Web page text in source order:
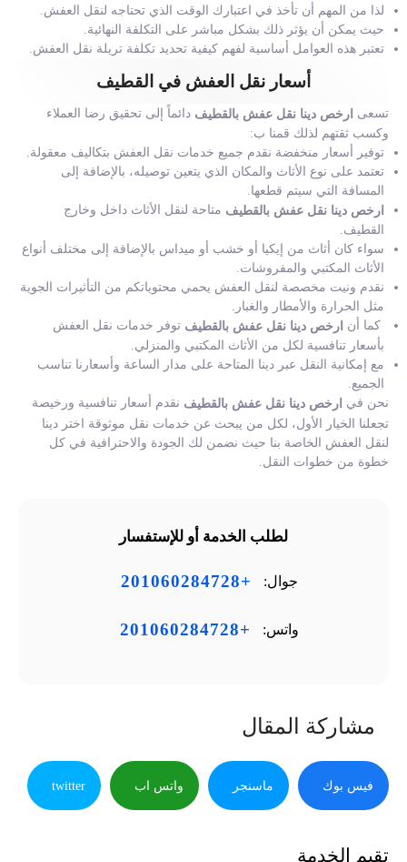
لذا من المهم أن تأخذ في اعتبارك الوقت الذي تحتاجه لنقل العفش.
حيث يمكن أن يؤثر ذلك بشكل مباشر على التكلفة النهائية.
تعتبر هذه العوامل أساسية لفهم كيفية تحديد تكلفة تريلة نقل العفش.
أسعار نقل العفش في القطيف
تسعى ارخص دينا نقل عفش بالقطيف دائماً إلى تحقيق رضا العملاء
وكسب ثقتهم لذلك قمنا ب:
توفير أسعار منخفضة نقدم جميع خدمات نقل العفش بتكاليف معقولة.
تعتمد على نوع الأثاث والمكان الذي يتعين توصيله، بالإضافة إلى
المسافة التي سيتم قطعها.
ارخص دينا نقل عفش بالقطيف متاحة لنقل الأثاث داخل وخارج
القطيف.
سواء كان أثاث من إيكيا أو خشب أو ميداس بالإضافة إلى مختلف أنواع
الأثاث المكتبي والمفروشات.
نقدم ونيت مخصصة لنقل العفش يحمي محتوياتكم من التأثيرات الجوية
مثل الحرارة والأمطار والغبار.
كما أن ارخص دينا نقل عفش بالقطيف توفر خدمات نقل العفش
بأسعار تنافسية لكل من الأثاث المكتبي والمنزلي.
مع إمكانية النقل عبر دينا المتاحة على مدار الساعة وأسعارنا تناسب
الجميع.
نحن في ارخص دينا نقل عفش بالقطيف نقدم أسعار تنافسية ورخيصة
تجعلنا الخيار الأول، لكل من يبحث عن خدمات نقل موثوقة اختر دينا
لنقل العفش الخاصة بنا حيث نضمن لك الجودة والاحترافية في كل
خطوة من خطوات النقل.
لطلب الخدمة أو للإستفسار
جوال: +201060284728
واتس: +201060284728
مشاركة المقال
فيس بوك ماسنجر واتس اب twitter
تقيم الخدمة